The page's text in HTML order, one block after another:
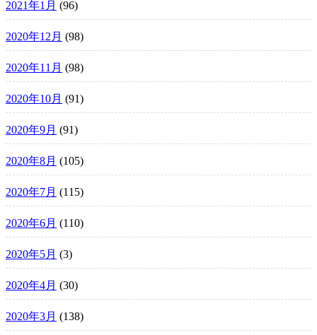
2021年1月 (96)
2020年12月 (98)
2020年11月 (98)
2020年10月 (91)
2020年9月 (91)
2020年8月 (105)
2020年7月 (115)
2020年6月 (110)
2020年5月 (3)
2020年4月 (30)
2020年3月 (138)